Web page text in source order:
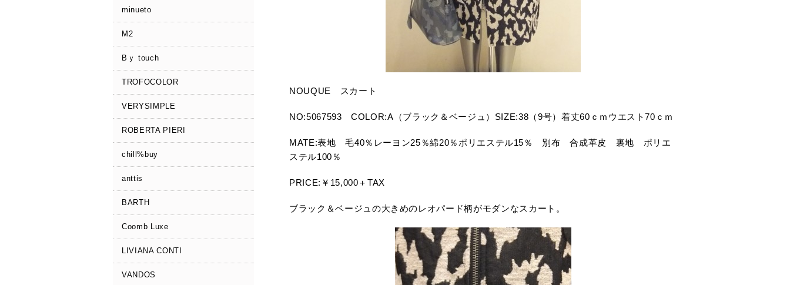
minueto
M2
Bｙ touch
TROFOCOLOR
VERYSIMPLE
ROBERTA PIERI
chill%buy
anttis
BARTH
Coomb Luxe
LIVIANA CONTI
VANDOS
NOUQUE スカート
NO:5067593 COLOR:A（ブラック＆ベージュ）SIZE:38（9号）着丈60ｃｍウエスト70ｃｍ
MATE:表地 毛40％レーヨン25％綿20％ポリエステル15％ 別布 合成革皮 裏地 ポリエ
ステル100％
PRICE:￥15,000＋TAX
ブラック＆ベージュの大きめのレオパード柄がモダンなスカート。